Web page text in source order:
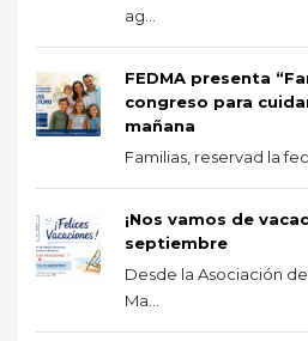
ag...
FEDMA presenta
congreso para
mañana
Familias, reservad la
¡Nos vamos de
septiembre
Desde la Asociación
Ma...